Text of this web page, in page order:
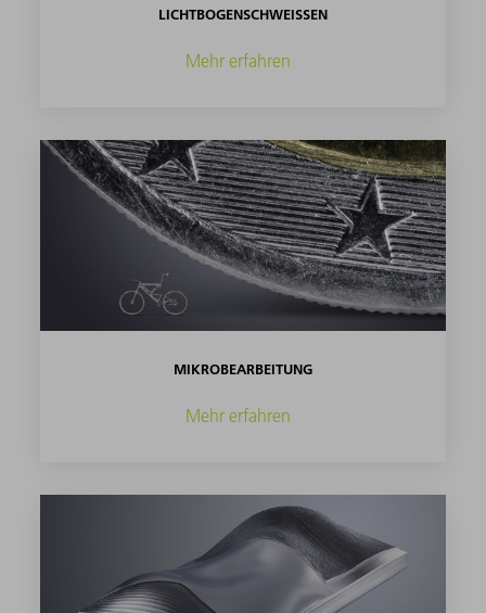
LICHTBOGENSCHWEISSEN
Mehr erfahren
MIKROBEARBEITUNG
Mehr erfahren